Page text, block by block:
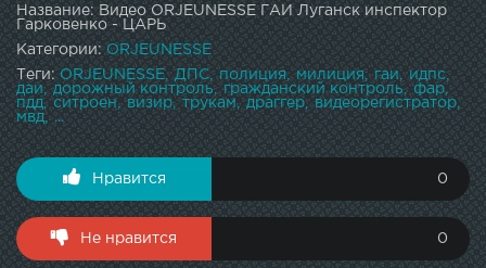
Название: Видео ORJEUNESSE ГАИ Луганск инспектор
Гарковенко - ЦАРЬ
Категории: ORJEUNESSE
Теги: ORJEUNESSE ДПС полиция милиция гаи
идпс
даи
дорожный контроль гражданский контроль
фар
пдд
ситроен визир трукам драггер
видеорегистратор
мвд
...
Нравится 0
Не нравится 0